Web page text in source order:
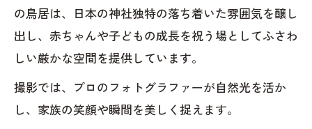
の鳥居は、日本の神社独特の落ち着いた雰囲気を醸し
出し、赤ちゃんや子どもの成長を祝う場としてふさわ
しい厳かな空間を提供しています。
撮影では、プロのフォトグラファーが自然光を活か
し、家族の笑顔や瞬間を美しく捉えます。